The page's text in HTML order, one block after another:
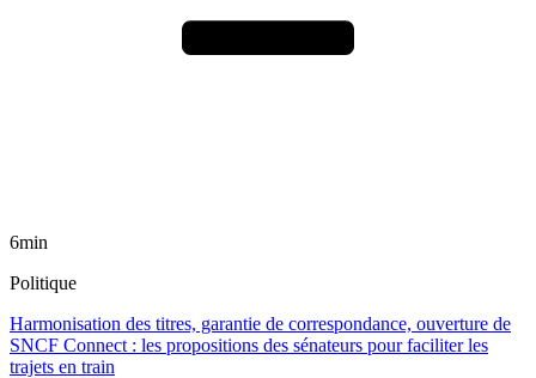
6min
Politique
Harmonisation des titres, garantie de correspondance, ouverture de
SNCF Connect : les propositions des sénateurs pour faciliter les
trajets en train